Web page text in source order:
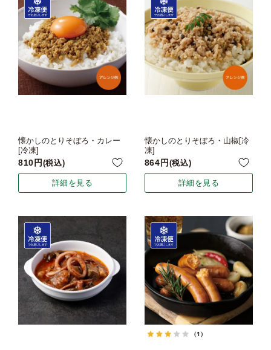
懐かしのとりそぼろ・カレー
[冷凍]
810 税込
詳細を見る
懐かしのとりそぼろ・山椒[冷
凍]
864 税込
詳細を見る
（1）